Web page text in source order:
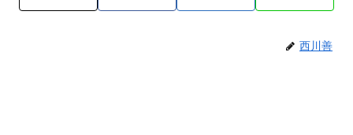
西川善